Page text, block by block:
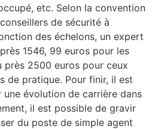
etc. Selon la convention
de sécurité à
des échelons, un expert
1546, 99 euros pour les
près 2500 euros pour ceux
de pratique. Pour finir, il est
évolution de carrière dans
il est possible de gravir
du poste de simple agent